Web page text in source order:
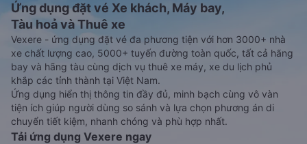
Ứng dụng đặt vé Xe khách, Máy bay,
Tàu hoả và Thuê xe
Vexere - ứng dụng đặt vé đa phương tiện với hơn 3000+ nhà
xe chất lượng cao, 5000+ tuyến đường toàn quốc, tất cả hãng
bay và hãng tàu cùng dịch vụ thuê xe máy, xe du lịch phủ
khắp các tỉnh thành tại Việt Nam.
Ứng dụng hiển thị thông tin đầy đủ, minh bạch cùng vô vàn
tiện ích giúp người dùng so sánh và lựa chọn phương án di
chuyển tiết kiệm, nhanh chóng và phù hợp nhất.
Tải ứng dụng Vexere ngay